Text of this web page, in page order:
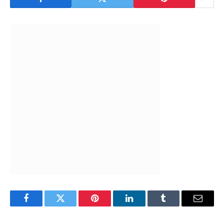
FacebookTwitter Pinterest LinkedInTumblr Email